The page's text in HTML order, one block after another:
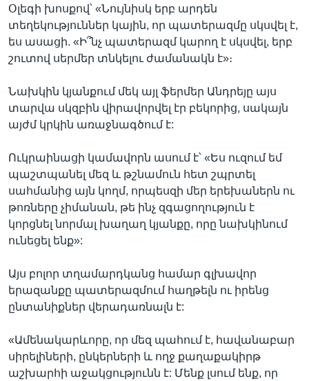
Օլեգի խոսքով՝ «Նույնիսկ երբ արդեն
տեղեկություններ կային, որ պատերազմը սկսվել է,
ես ասացի. «Ի՞նչ պատերազմ կարող է սկսվել, երբ
շուտով սերմեր տնկելու ժամանակն է»։
Նախկին կյանքում մեկ այլ ֆերմեր Անդրեյը այս
տարվա սկզբին վիրավորվել էր բեկորից, սակայն
այժմ կրկին առաջնագծում է:
Ուկրաինացի կամավորն ասում է՝ «Ես ուզում եմ
պաշտպանել մեզ և թշնամուն հետ շպրտել
սահմանից այն կողմ, որպեսզի մեր երեխաներն ու
թոռները չիմանան, թե ինչ զգացողություն է
կորցնել նորմալ խաղաղ կյանքը, որը նախկինում
ունեցել ենք»:
Այս բոլոր տղամարդկանց համար գլխավոր
երազանքը պատերազմում հաղթելն ու իրենց
ընտանիքներ վերադառնալն է:
«Ամենակարևորը, որ մեզ պահում է, հավանաբար
սիրելիների, ընկերների և ողջ քաղաքակիրթ
աշխարհի աջակցությունն է: Մենք լսում ենք, որ